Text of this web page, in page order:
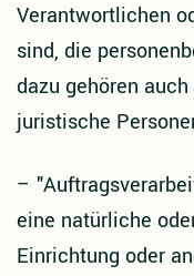
Verantwortlichen
sind, die
dazu gehören
juristische
–
eine natürliche
Einrichtung oder